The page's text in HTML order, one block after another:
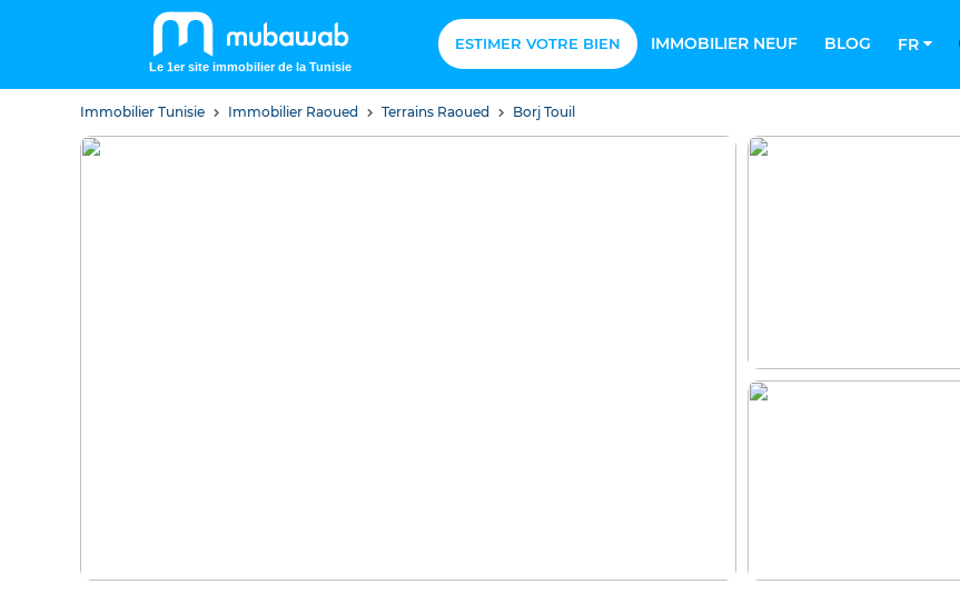
Le 1er site immobilier de la Tunisie
ESTIMER VOTRE BIEN IMMOBILIER NEUF BLOG FR
Immobilier Tunisie Immobilier Raoued Terrains Raoued Borj Touil